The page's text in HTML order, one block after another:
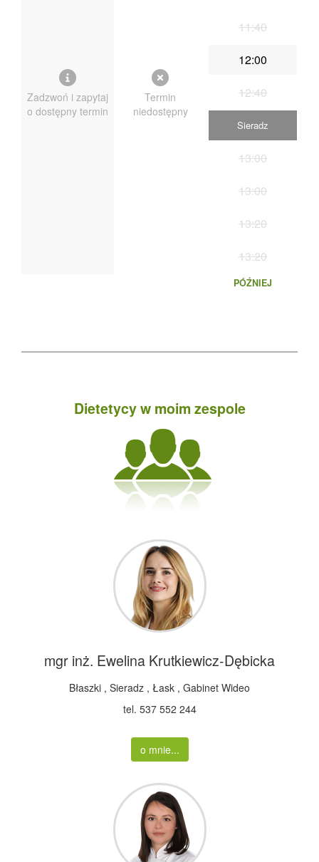
Zadzwoń i zapytaj
o dostępny termin
Termin
niedostępny
11:40
12:00
12:40
Sieradz
13:00
13:00
13:20
13:20
13:40
14:00
16:00
PÓŹNIEJ
Dietetycy w moim zespole
mgr inż. Ewelina Krutkiewicz-Dębicka
Błaszki , Sieradz , Łask , Gabinet Wideo
tel. 537 552 244
o mnie...